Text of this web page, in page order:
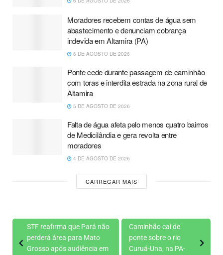
Moradores recebem contas de água sem
abastecimento e denunciam cobrança
indevida em Altamira (PA)
6 DE AGOSTO DE 2026
Ponte cede durante passagem de caminhão
com toras e interdita estrada na zona rural de
Altamira
5 DE AGOSTO DE 2026
Falta de água afeta pelo menos quatro bairros
de Medicilândia e gera revolta entre
moradores
4 DE AGOSTO DE 2026
CARREGAR MAIS
STF reafirma que Pará não
perderá área para Mato
Grosso após audiência em
Caminhão cai de
ponte sobre o rio
Curuá-Una, na PA-